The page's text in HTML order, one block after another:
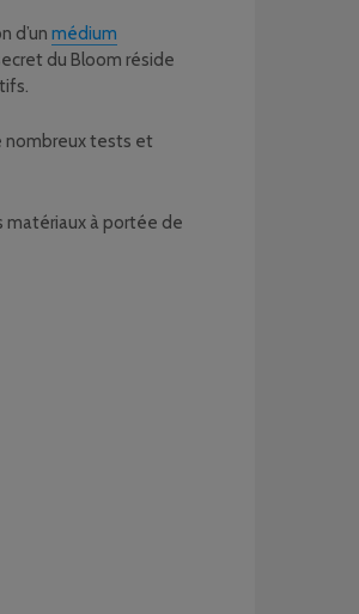
d’un médium
du Bloom réside
nombreux tests et
matériaux à portée de